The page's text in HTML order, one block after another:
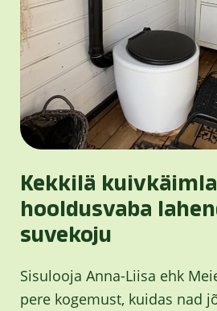
Kekkilä
hooldusvaba
suvekoju
Sisulooja Anna-Liisa ehk
pere kogemust, kuidas nad